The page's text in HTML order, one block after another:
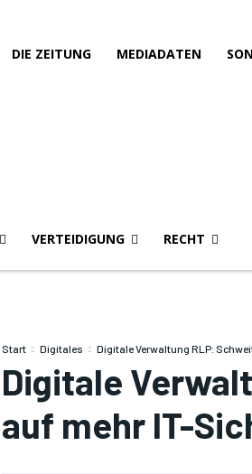
DIE ZEITUNG MEDIADATEN
VERTEIDIGUNG RECHT
Start Digitales Digitale Verwaltung RLP:
Digitale
auf mehr IT-